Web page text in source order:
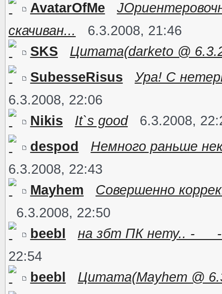
AvatarOfMe
скачиван...
6.3.2008, 21:46
SKS
Цитата(darketo @
SubesseRisus
Ура! С
6.3.2008, 22:06
Nikis
It`s good
6.3.2008,
despod
Немного раньше
6.3.2008, 22:43
Mayhem
Совершенно
6.3.2008, 22:50
beebl
на збт ПК нету.. -
22:54
beebl
Цитата(Mayhem @